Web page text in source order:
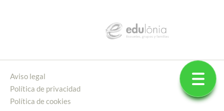
Aviso legal
Política de privacidad
Política de cookies